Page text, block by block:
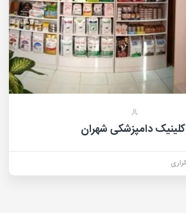
کلینیک دامپزشکی شهران